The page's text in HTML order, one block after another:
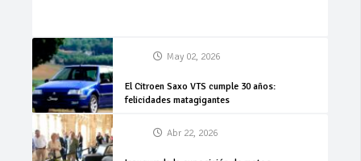
May 02, 2026
El Citroen Saxo VTS cumple 30 años:
felicidades matagigantes
Abr 22, 2026